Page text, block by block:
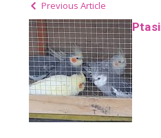
Previous Article